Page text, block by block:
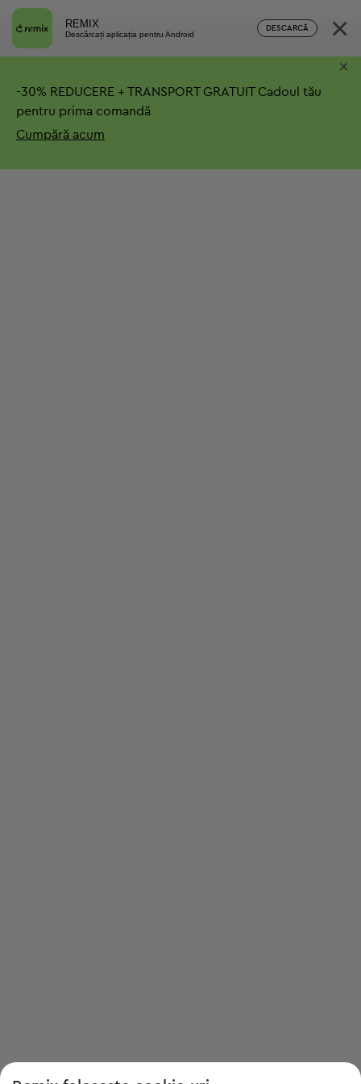
REMIX
Descărcați aplicația pentru Android
DESCARCĂ ×
-30% REDUCERE + TRANSPORT GRATUITCadoul tău
pentru prima comandă
Cumpără acum
×